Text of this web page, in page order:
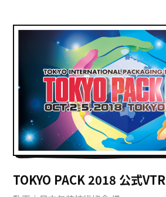
TOKYO PACK 2018 公式VTR